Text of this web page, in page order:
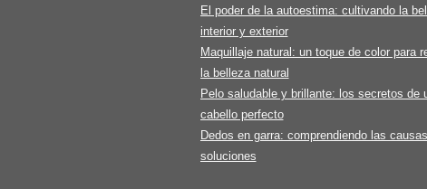
El poder de la autoestima: cultivando la
interior y exterior
Maquillaje natural: un toque de color para
la belleza natural
Pelo saludable y brillante: los secretos de
cabello perfecto
Dedos en garra: comprendiendo las
soluciones